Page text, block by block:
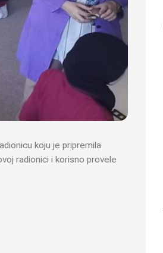
koju je pripremila
radionici i korisno provele